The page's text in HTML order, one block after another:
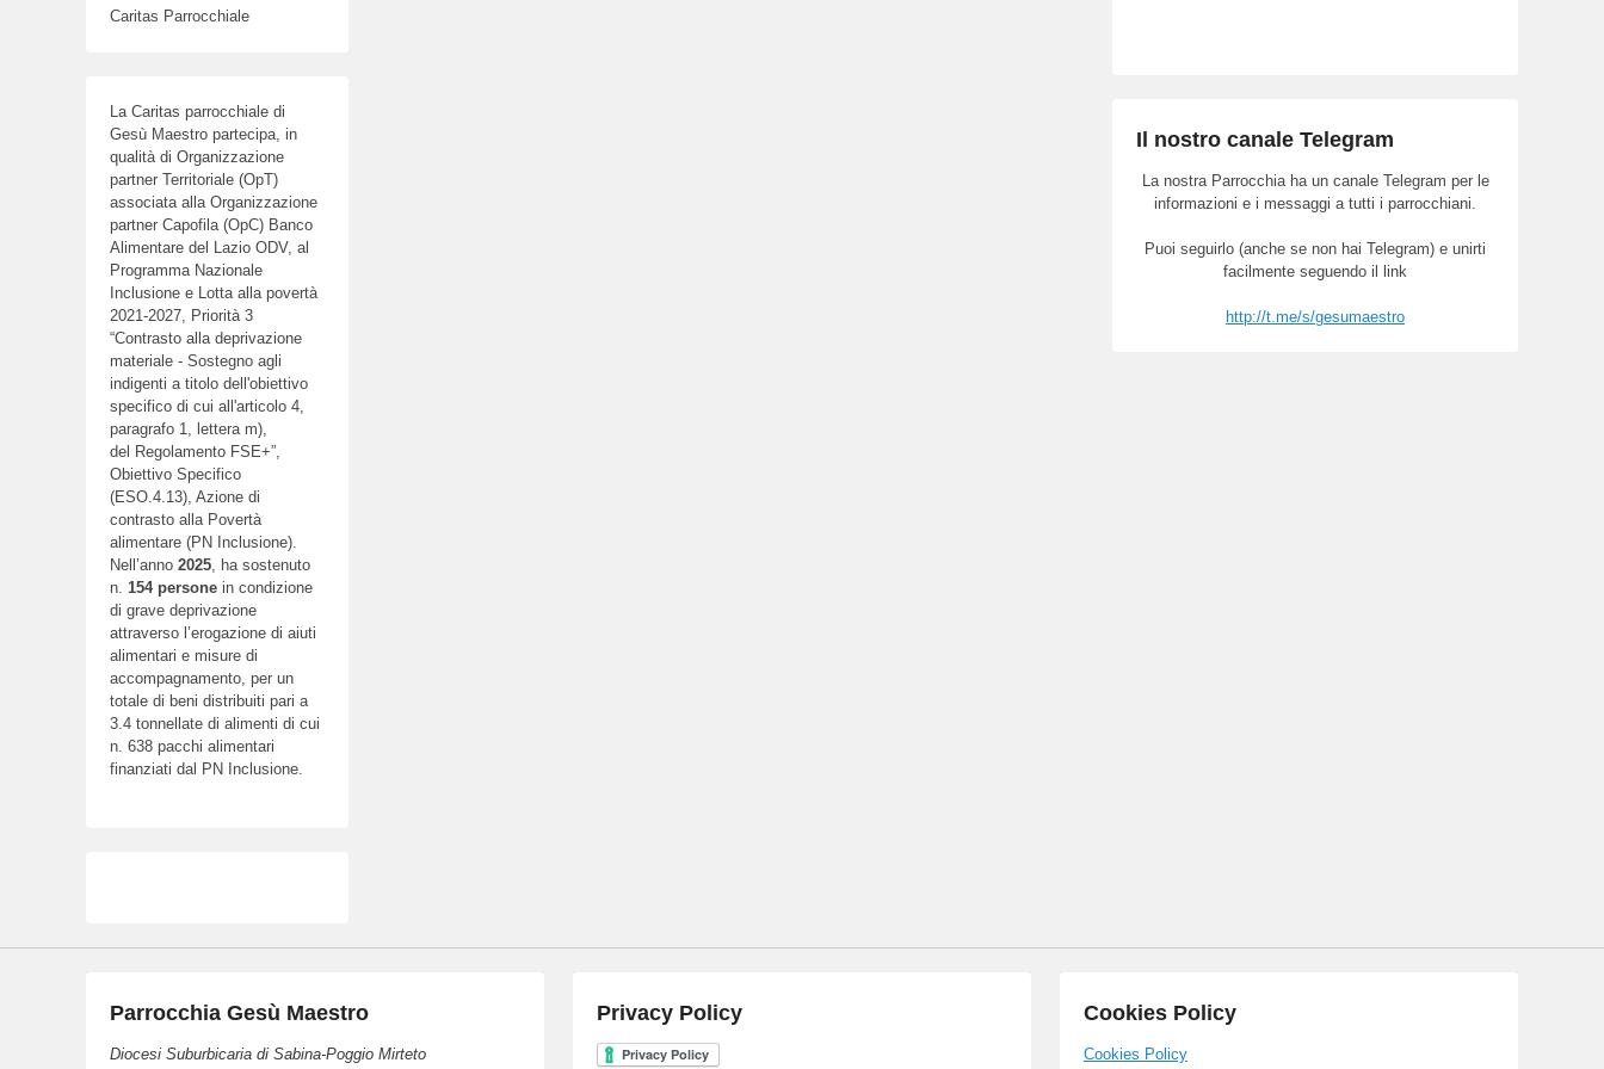
Il nostro canale Telegram
La nostra Parrocchia ha un canale Telegram per le
informazioni e i messaggi a tutti i parrocchiani.
Puoi seguirlo (anche se non hai Telegram) e unirti
facilmente seguendo il link
http://t.me/s/gesumaestro
Caritas Parrocchiale
La Caritas parrocchiale di
Gesù Maestro partecipa, in
qualità di Organizzazione
partner Territoriale (OpT)
associata alla Organizzazione
partner Capofila (OpC) Banco
Alimentare del Lazio ODV, al
Programma Nazionale
Inclusione e Lotta alla povertà
2021-2027, Priorità 3
“Contrasto alla deprivazione
materiale - Sostegno agli
indigenti a titolo dell'obiettivo
specifico di cui all'articolo 4,
paragrafo 1, lettera m),
del Regolamento FSE+”,
Obiettivo Specifico
(ESO.4.13), Azione di
contrasto alla Povertà
alimentare (PN Inclusione).
Nell’anno 2025, ha sostenuto
n. 154 persone in condizione
di grave deprivazione
attraverso l’erogazione di aiuti
alimentari e misure di
accompagnamento, per un
totale di beni distribuiti pari a
3.4 tonnellate di alimenti di cui
n. 638 pacchi alimentari
finanziati dal PN Inclusione.
Parrocchia Gesù Maestro
Diocesi Suburbicaria di Sabina-Poggio Mirteto
Privacy Policy Cookies Policy
Cookies Policy